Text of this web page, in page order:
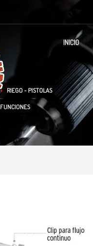
INICIO
RIEGO - PISTOLAS